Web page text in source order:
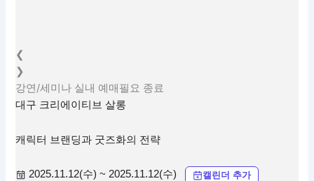
❮
❯
강연/세미나 실내 예매필요 종료
대구 크리에이티브 살롱
캐릭터 브랜딩과 굿즈화의 전략
2025.11.12(수) ~ 2025.11.12(수) 캘린더 추가